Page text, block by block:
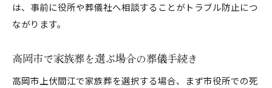
は、事前に役所や葬儀社へ相談することがトラブル防止につ
ながります。
高岡市で家族葬を選ぶ場合の葬儀手続き
高岡市上伏間江で家族葬を選択する場合、まず市役所での死